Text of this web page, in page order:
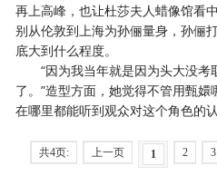
再上高峰，也让杜莎夫人蜡像馆看
别从伦敦到上海为孙俪量身，孙俪
底大到什么程度。
“因为我当年就是因为头大没考
了。”造型方面，她觉得不管用甄嬛
在哪里都能听到观众对这个角色的认
共4页: 上一页 1 2 3